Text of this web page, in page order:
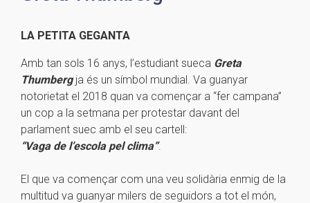
LA PETITA GEGANTA
Amb tan sols 16 anys, l’estudiant sueca Greta
Thumbergja és un símbol mundial. Va guanyar
notorietat el 2018 quan va començar a “fer campana”
un cop a la setmana per protestar davant del
parlament suec amb el seu cartell:
“Vaga de l’escola pel clima”.
El que va començar com una veu solidària enmig de la
multitud va guanyar milers de seguidors a tot el món,